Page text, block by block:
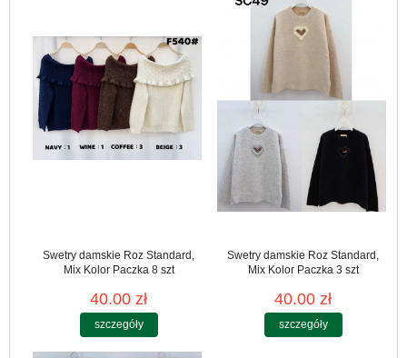
Swetry damskie Roz Standard,
Mix Kolor Paczka 8 szt
40.00 zł
szczegóły
Swetry damskie Roz Standard,
Mix Kolor Paczka 3 szt
40.00 zł
szczegóły